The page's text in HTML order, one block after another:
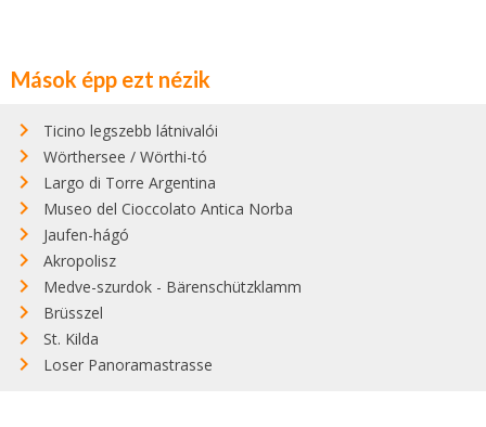
Mások épp ezt nézik
Ticino legszebb látnivalói
Wörthersee / Wörthi-tó
Largo di Torre Argentina
Museo del Cioccolato Antica Norba
Jaufen-hágó
Akropolisz
Medve-szurdok - Bärenschützklamm
Brüsszel
St. Kilda
Loser Panoramastrasse